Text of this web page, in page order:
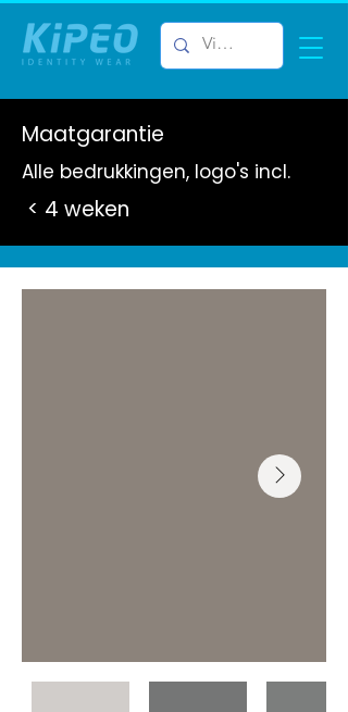
Maatgarantie
Alle bedrukkingen, logo's incl.
< 4 weken